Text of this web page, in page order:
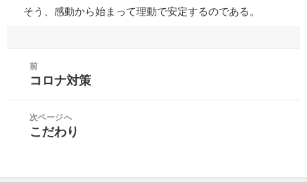
そう、感動から始まって理動で安定するのである。
前
前
投
稿:
コロナ対策
次ページへ
次
稿:
こだわり